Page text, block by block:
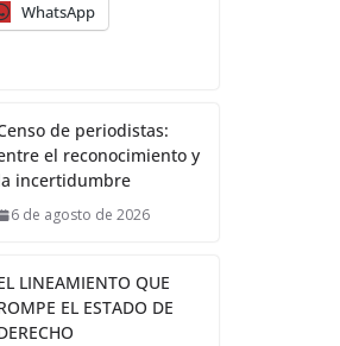
WhatsApp
de periodistas:
el reconocimiento y
incertidumbre
6 de agosto de 2026
LINEAMIENTO QUE
EL ESTADO DE